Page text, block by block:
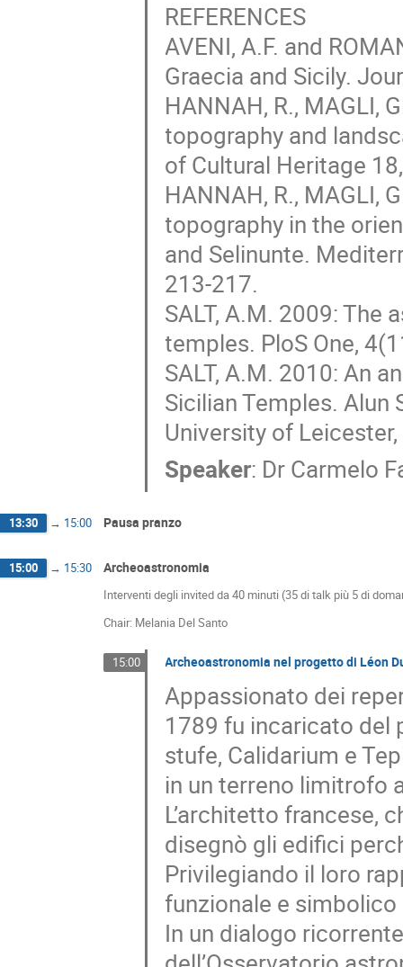
REFERENCES
AVENI, A.F. and
Graecia and Sicily.
HANNAH, R., MAGLI,
topography and
of Cultural Heritage
HANNAH, R., MAGLI,
topography in the
and Selinunte.
213-217.
SALT, A.M. 2009:
temples. PloS One,
SALT, A.M. 2010: An
Sicilian Temples. Alun
University of
Speaker: Dr Carmelo
13:30 → 15:00 Pausa pranzo
15:00 → 15:30 Archeoastronomia
Interventi degli invited da 40 minuti (35 di talk più 5 di
Chair: Melania Del Santo
15:00 Archeoastronomia nel progetto di Léon
Appassionato dei
1789 fu incaricato del
stufe, Calidarium e
in un terreno limitrofo
L’architetto francese,
disegnò gli edifici
Privilegiando il loro
funzionale e
In un dialogo